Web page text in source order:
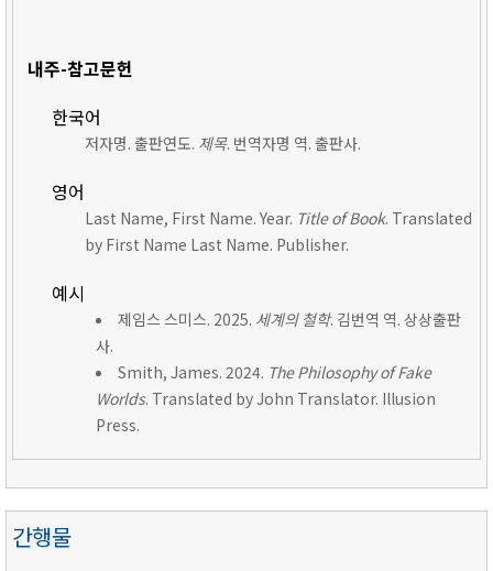
내주-참고문헌
한국어
저자명. 출판연도. 제목. 번역자명 역. 출판사.
영어
Last Name, First Name. Year. Title of Book. Translated
by First Name Last Name. Publisher.
예시
제임스 스미스. 2025. 세계의 철학. 김번역 역. 상상출판
사.
Smith, James. 2024. The Philosophy of Fake
Worlds. Translated by John Translator. Illusion
Press.
간행물